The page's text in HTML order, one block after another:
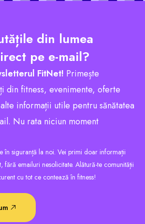
din lumea
pe e-mail?
FitNet! Primește
din fitness, evenimente, oferte
informații utile pentru sănătatea
Nu rata niciun moment
în siguranță la noi. Vei primi doar informații
fără emailuri nesolicitate. Alătură-te comunității
cu tot ce contează în fitness!